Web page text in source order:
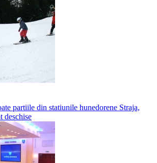
partiile din statiunile hunedorene Straja,
deschise